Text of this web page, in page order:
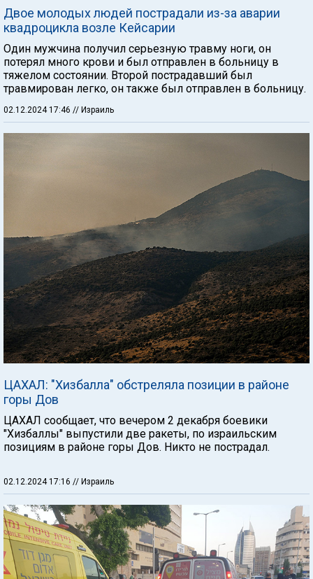
Двое молодых людей пострадали из-за аварии
квадроцикла возле Кейсарии
Один мужчина получил серьезную травму ноги, он
потерял много крови и был отправлен в больницу в
тяжелом состоянии. Второй пострадавший был
травмирован легко, он также был отправлен в больницу.
02.12.2024 17:46 // Израиль
ЦАХАЛ: "Хизбалла" обстреляла позиции в районе
горы Дов
ЦАХАЛ сообщает, что вечером 2 декабря боевики
"Хизбаллы" выпустили две ракеты, по израильским
позициям в районе горы Дов. Никто не пострадал.
02.12.2024 17:16 // Израиль